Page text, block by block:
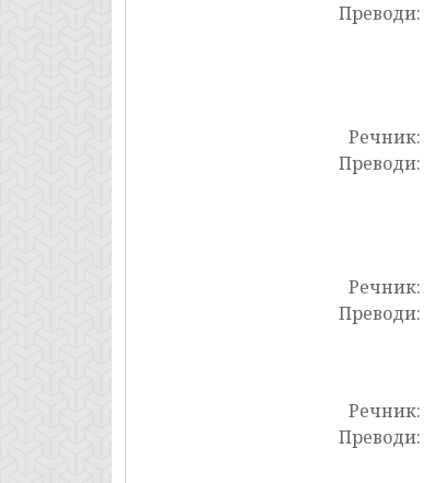
Преводи:
Речник:
Преводи:
Речник:
Преводи:
Речник:
Преводи: